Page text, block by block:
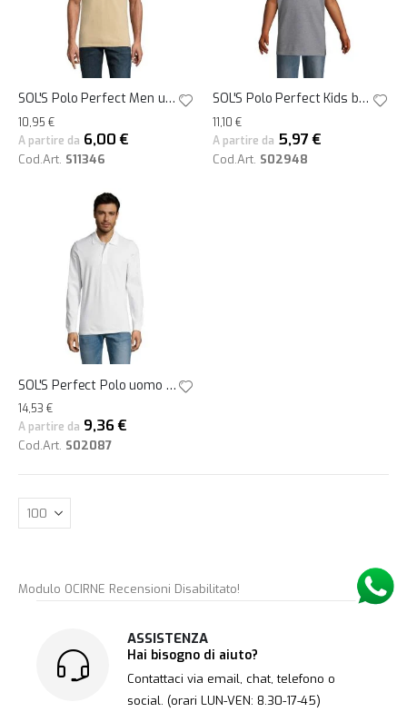
SOL'S Polo Perfect Men uomo personalizzate
10,95 €
A partire da 6,00 €
Cod.Art. S11346
SOL'S Polo Perfect Kids bambini personalizzate
11,10 €
A partire da 5,97 €
Cod.Art. S02948
SOL'S Perfect Polo uomo manica lunga
14,53 €
A partire da 9,36 €
Cod.Art. S02087
Modulo OCIRNE Recensioni Disabilitato!
ASSISTENZA
Hai bisogno di aiuto?
Contattaci via email, chat, telefono o
social. (orari LUN-VEN: 8.30-17-45)